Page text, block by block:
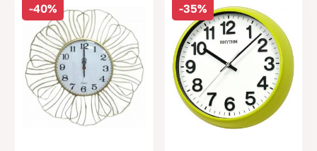
-40% -35%